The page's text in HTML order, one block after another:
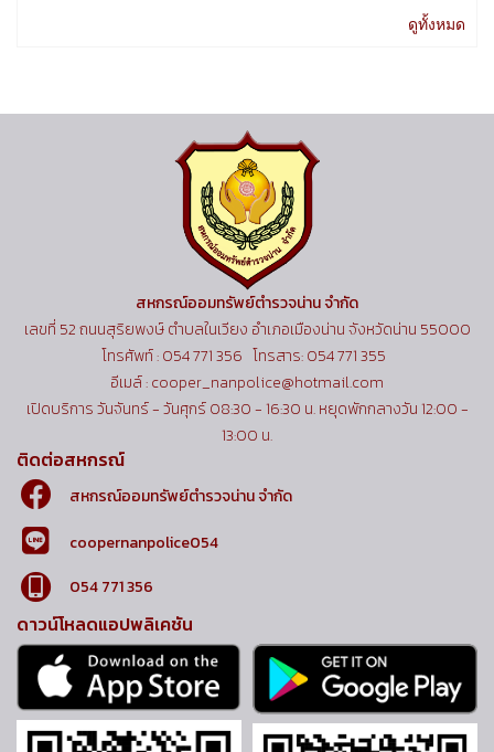
ดูทั้งหมด
สหกรณ์ออมทรัพย์ตำรวจน่าน จำกัด
เลขที่ 52 ถนนสุริยพงษ์ ตำบลในเวียง อำเภอเมืองน่าน จังหวัดน่าน 55000
โทรศัพท์ : 054 771 356 โทรสาร: 054 771 355
อีเมล์ : cooper_nanpolice@hotmail.com
เปิดบริการ วันจันทร์ - วันศุกร์ 08:30 - 16:30 น. หยุดพักกลางวัน 12:00 -
13:00 น.
ติดต่อสหกรณ์
สหกรณ์ออมทรัพย์ตำรวจน่าน จำกัด
coopernanpolice054
054 771 356
ดาวน์โหลดแอปพลิเคชัน